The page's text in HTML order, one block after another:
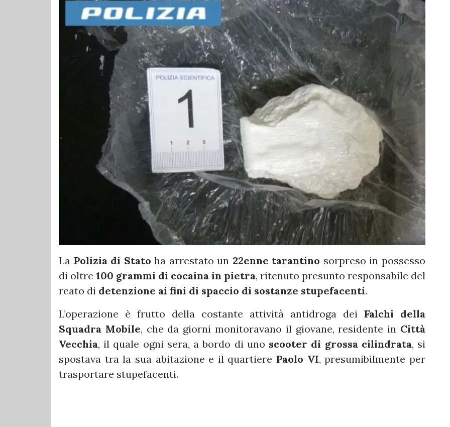
La Polizia di Stato ha arrestato un 22enne tarantino sorpreso in possesso
di oltre 100 grammi di cocaina in pietra, ritenuto presunto responsabile del
reato di detenzione ai fini di spaccio di sostanze stupefacenti.
L’operazione è frutto della costante attività antidroga dei Falchi della
Squadra Mobile, che da giorni monitoravano il giovane, residente in Città
Vecchia, il quale ogni sera, a bordo di uno scooter di grossa cilindrata, si
spostava tra la sua abitazione e il quartierePaolo VI, presumibilmente per
trasportare stupefacenti.